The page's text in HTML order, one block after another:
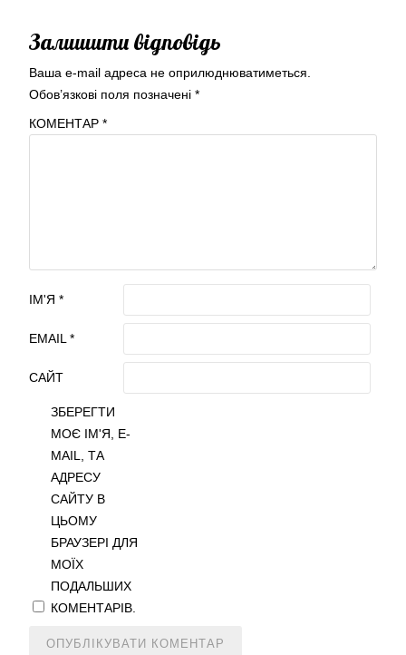
Залишити відповідь
Ваша e-mail адреса не оприлюднюватиметься.
Обов’язкові поля позначені *
КОМЕНТАР *
ІМ'Я *
EMAIL *
САЙТ
ЗБЕРЕГТИ
МОЄ ІМ'Я, E-
MAIL, ТА
АДРЕСУ
САЙТУ В
ЦЬОМУ
БРАУЗЕРІ ДЛЯ
МОЇХ
ПОДАЛЬШИХ
КОМЕНТАРІВ.